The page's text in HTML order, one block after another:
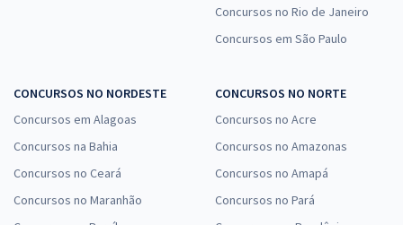
Concursos no Rio de Janeiro
Concursos em São Paulo
CONCURSOS NO NORDESTE
Concursos em Alagoas
Concursos na Bahia
Concursos no Ceará
Concursos no Maranhão
CONCURSOS NO NORTE
Concursos no Acre
Concursos no Amazonas
Concursos no Amapá
Concursos no Pará